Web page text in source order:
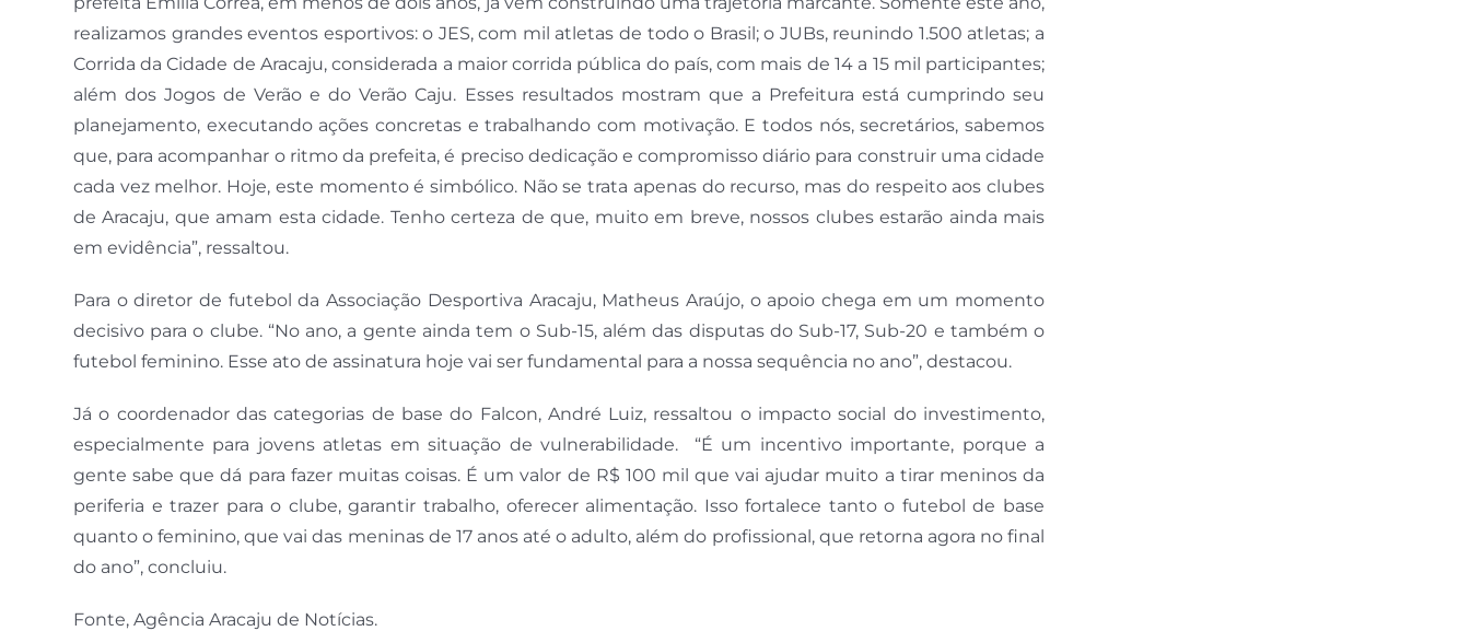
realizamos grandes eventos esportivos: o JES, com mil atletas de todo o Brasil; o JUBs, reunindo 1.500 atletas; a
Corrida da Cidade de Aracaju, considerada a maior corrida pública do país, com mais de 14 a 15 mil participantes;
além dos Jogos de Verão e do Verão Caju. Esses resultados mostram que a Prefeitura está cumprindo seu
planejamento, executando ações concretas e trabalhando com motivação. E todos nós, secretários, sabemos
que, para acompanhar o ritmo da prefeita, é preciso dedicação e compromisso diário para construir uma cidade
cada vez melhor. Hoje, este momento é simbólico. Não se trata apenas do recurso, mas do respeito aos clubes
de Aracaju, que amam esta cidade. Tenho certeza de que, muito em breve, nossos clubes estarão ainda mais
em evidência”, ressaltou.
Para o diretor de futebol da Associação Desportiva Aracaju, Matheus Araújo, o apoio chega em um momento
decisivo para o clube. “No ano, a gente ainda tem o Sub-15, além das disputas do Sub-17, Sub-20 e também o
futebol feminino. Esse ato de assinatura hoje vai ser fundamental para a nossa sequência no ano”, destacou.
Já o coordenador das categorias de base do Falcon, André Luiz, ressaltou o impacto social do investimento,
especialmente para jovens atletas em situação de vulnerabilidade. “É um incentivo importante, porque a
gente sabe que dá para fazer muitas coisas. É um valor de R$ 100 mil que vai ajudar muito a tirar meninos da
periferia e trazer para o clube, garantir trabalho, oferecer alimentação. Isso fortalece tanto o futebol de base
quanto o feminino, que vai das meninas de 17 anos até o adulto, além do profissional, que retorna agora no final
do ano”, concluiu.
Fonte, Agência Aracaju de Notícias.